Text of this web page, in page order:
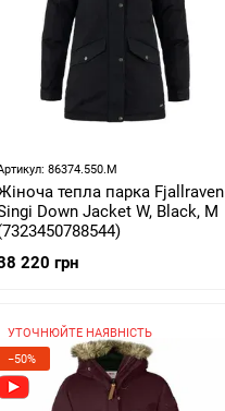
86374.550.M
тепла парка Fjallraven
Down Jacket W, Black, M
220 грн
УТОЧНЮЙТЕ НАЯВНІСТЬ
−50%